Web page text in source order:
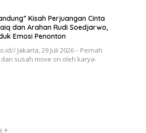
Kisah Perjuangan Cinta
dan Arahan Rudi Soedjarwo,
Emosi Penonton
Jakarta, 29 Juli 2026 – Pernah
susah move on oleh karya-
*